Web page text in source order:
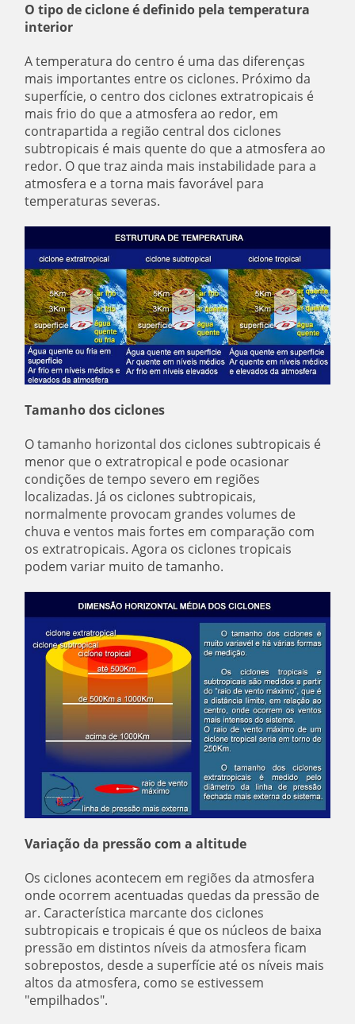
O tipo de ciclone é definido pela temperatura
interior
A temperatura do centro é uma das diferenças
mais importantes entre os ciclones. Próximo da
superfície, o centro dos ciclones extratropicais é
mais frio do que a atmosfera ao redor, em
contrapartida a região central dos ciclones
subtropicais é mais quente do que a atmosfera ao
redor. O que traz ainda mais instabilidade para a
atmosfera e a torna mais favorável para
temperaturas severas.
Tamanho dos ciclones
O tamanho horizontal dos ciclones subtropicais é
menor que o extratropical e pode ocasionar
condições de tempo severo em regiões
localizadas. Já os ciclones subtropicais,
normalmente provocam grandes volumes de
chuva e ventos mais fortes em comparação com
os extratropicais. Agora os ciclones tropicais
podem variar muito de tamanho.
Variação da pressão com a altitude
Os ciclones acontecem em regiões da atmosfera
onde ocorrem acentuadas quedas da pressão de
ar. Característica marcante dos ciclones
subtropicais e tropicais é que os núcleos de baixa
pressão em distintos níveis da atmosfera ficam
sobrepostos, desde a superfície até os níveis mais
altos da atmosfera, como se estivessem
"empilhados".